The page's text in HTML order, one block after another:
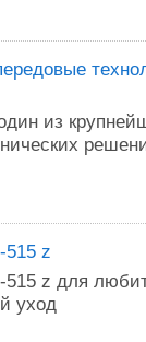
из
515 z
515 z для
уход